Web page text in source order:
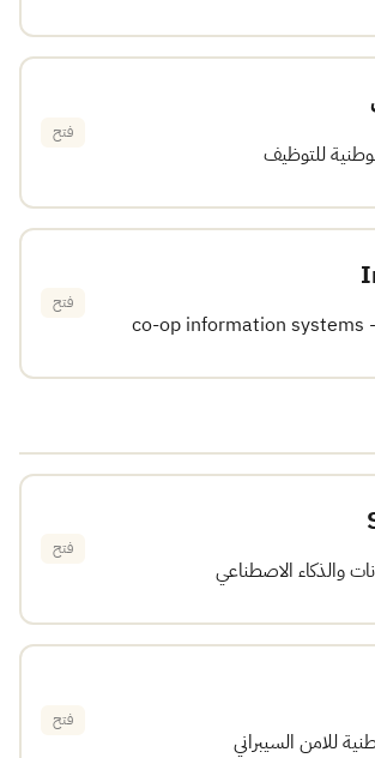
للتوظيف
فتح
co-op information systems
فتح
والذكاء الاصطناعي
فتح
للامن السيبراني
فتح